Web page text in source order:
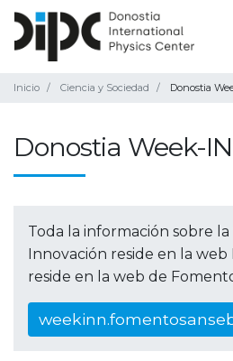
Inicio Ciencia y Sociedad Donostia
Donostia Week-
Toda la información sobre la
Innovación reside en la web
reside en la web de